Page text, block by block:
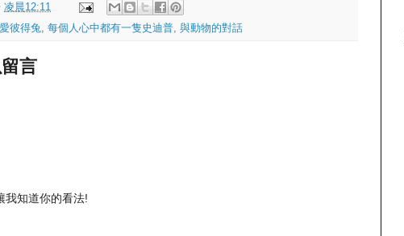
凌晨12:11
彼得兔, 每個人心中都有一隻史迪普, 與動物的對話
言
我知道你的看法!